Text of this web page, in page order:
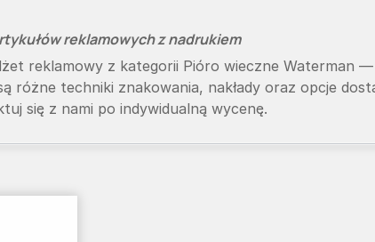
reklamowych z nadrukiem
reklamowy z kategorii Pióro wieczne Waterman
różne techniki znakowania, nakłady oraz opcje
się z nami po indywidualną wycenę.